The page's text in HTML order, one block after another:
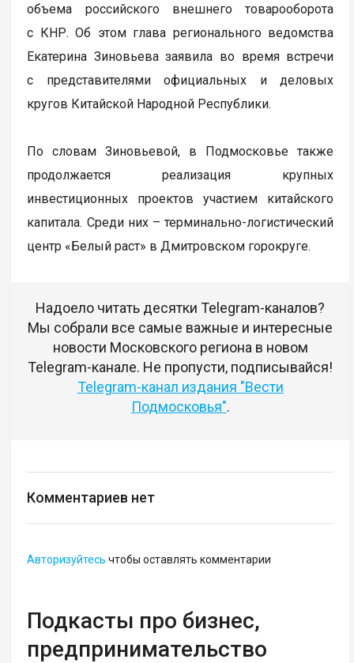
объема российского внешнего товарооборота
с КНР. Об этом глава регионального ведомства
Екатерина Зиновьева заявила во время встречи
с представителями официальных и деловых
кругов Китайской Народной Республики.
По словам Зиновьевой, в Подмосковье также
продолжается реализация крупных
инвестиционных проектов участием китайского
капитала. Среди них – терминально-логистический
центр «Белый раст» в Дмитровском горокруге.
Надоело читать десятки Telegram-каналов?
Мы собрали все самые важные и интересные
новости Московского региона в новом
Telegram-канале. Не пропусти, подписывайся!
Telegram-канал издания "Вести
Подмосковья".
Комментариев нет
Авторизуйтесь чтобы оставлять комментарии
Подкасты про бизнес,
предпринимательство